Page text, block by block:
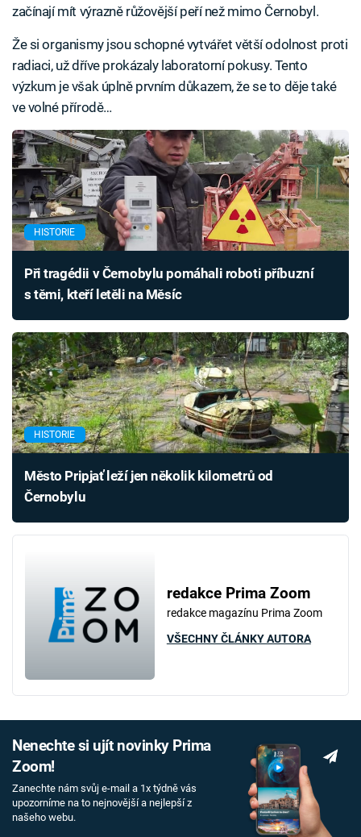
začínají mít výrazně růžovější peří než mimo Černobyl.
Že si organismy jsou schopné vytvářet větší odolnost proti
radiaci, už dříve prokázaly laboratorní pokusy. Tento
výzkum je však úplně prvním důkazem, že se to děje také
ve volné přírodě…
HISTORIE
Při tragédii v Černobylu pomáhali roboti příbuzní
s těmi, kteří letěli na Měsíc
HISTORIE
Město Pripjať leží jen několik kilometrů od
Černobylu
redakce Prima Zoom
redakce magazínu Prima Zoom
VŠECHNY ČLÁNKY AUTORA
Nenechte si ujít novinky Prima
Zoom!
Zanechte nám svůj e-mail a 1x týdně vás
upozorníme na to nejnovější a nejlepší z
našeho webu.